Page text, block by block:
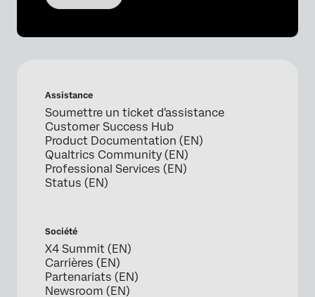
Assistance
Soumettre un ticket d'assistance
Customer Success Hub
Product Documentation (EN)
Qualtrics Community (EN)
Professional Services (EN)
Status (EN)
Société
X4 Summit (EN)
Carrières (EN)
Partenariats (EN)
Newsroom (EN)